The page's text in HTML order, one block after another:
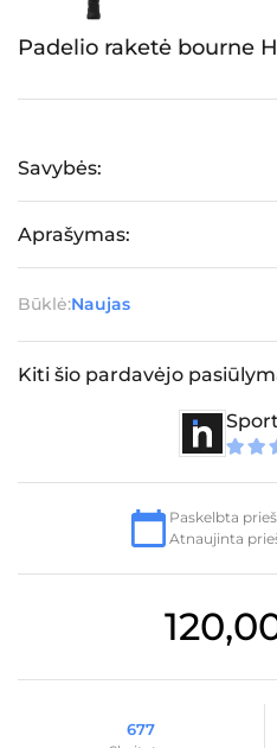
Padelio raketė bourne
Savybės:
Aprašymas:
Būklė:Naujas
Kiti šio pardavėjo
Paskelbta
Atnaujinta
677